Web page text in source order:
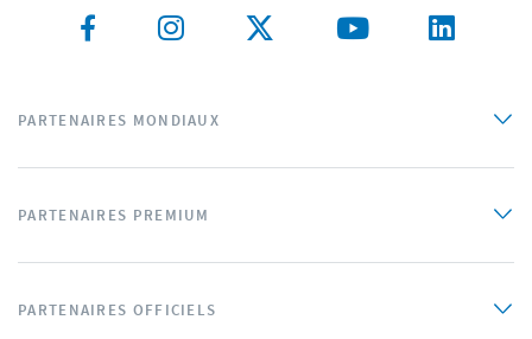
PARTENAIRES MONDIAUX
PARTENAIRES PREMIUM
PARTENAIRES OFFICIELS